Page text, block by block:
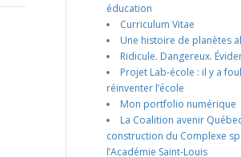
éducation
Curriculum Vitae
Une histoire de planètes
Ridicule. Dangereux.
Projet Lab-école : il y a
réinventer l’école
Mon portfolio numérique
La Coalition avenir
construction du Complexe
l’Académie Saint-Louis